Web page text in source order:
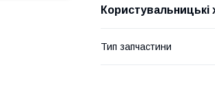
Користувальницькі
Тип запчастини